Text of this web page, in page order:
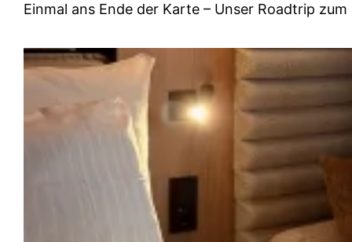
Einmal ans Ende der Karte – Unser Roadtrip